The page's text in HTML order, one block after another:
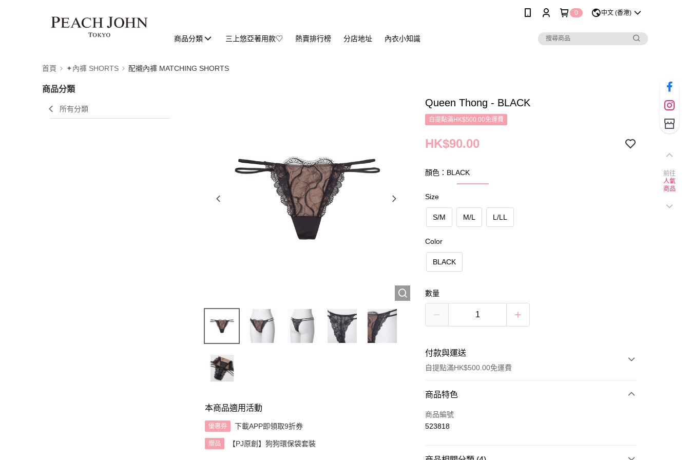
0 中文 (香港)
商品分類 三上悠亞著用款♡ 熱賣排行榜 分店地址 內衣小知識
首頁 ✦內褲 SHORTS 配襯內褲 MATCHING SHORTS
商品分類
所有分類
本商品適用活動
優惠券 下載APP即領取9折券
贈品 【PJ原創】狗狗環保袋套裝
Queen Thong - BLACK
自提點滿HK$500.00免運費
HK$90.00
顏色：BLACK
Size
S/M M/L L/LL
Color
BLACK
數量
付款與運送
自提點滿HK$500.00免運費
付款方式
信用卡
商品特色
商品編號
523818
前往
人氣
商品